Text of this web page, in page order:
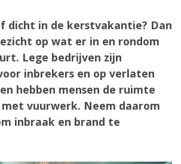
dicht in de kerstvakantie? Dan
op wat er in en rondom
Lege bedrijven zijn
inbrekers en op verlaten
hebben mensen de ruimte
vuurwerk. Neem daarom
inbraak en brand te